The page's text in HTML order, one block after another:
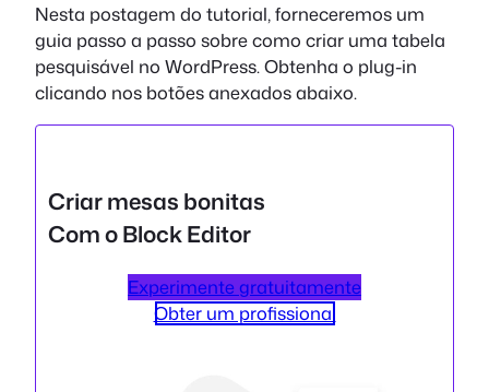
Nesta postagem do tutorial, forneceremos um
guia passo a passo sobre como criar uma tabela
pesquisável no WordPress. Obtenha o plug-in
clicando nos botões anexados abaixo.
Criar mesas bonitas
Com o Block Editor
Experimente gratuitamente
Obter um profissional